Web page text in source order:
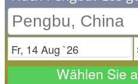
Check in
Wählen Sie